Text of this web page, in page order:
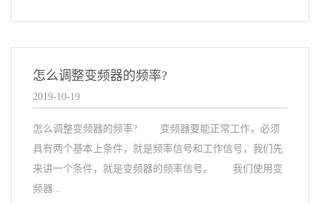
怎么调整变频器的频率?
2019-10-19
怎么调整变频器的频率? 变频器要能正常工作，必须
具有两个基本上条件，就是频率信号和工作信号，我们先
来讲一个条件，就是变频器的频率信号。 我们使用变
频器...